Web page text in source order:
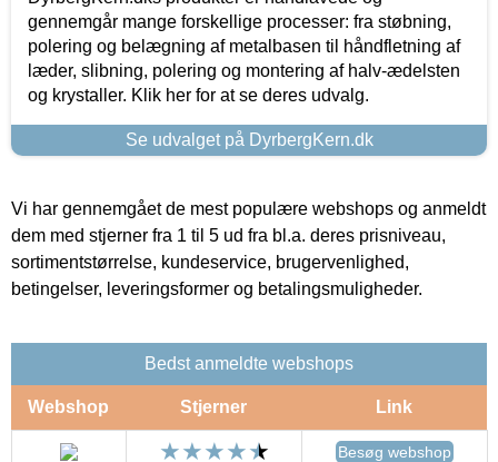
gennemgår mange forskellige processer: fra støbning,
polering og belægning af metalbasen til håndfletning af
læder, slibning, polering og montering af halv-ædelsten
og krystaller. Klik her for at se deres udvalg.
Se udvalget på DyrbergKern.dk
Vi har gennemgået de mest populære webshops og anmeldt
dem med stjerner fra 1 til 5 ud fra bl.a. deres prisniveau,
sortimentstørrelse, kundeservice, brugervenlighed,
betingelser, leveringsformer og betalingsmuligheder.
Bedst anmeldte webshops
Webshop Stjerner Link
Besøg webshop